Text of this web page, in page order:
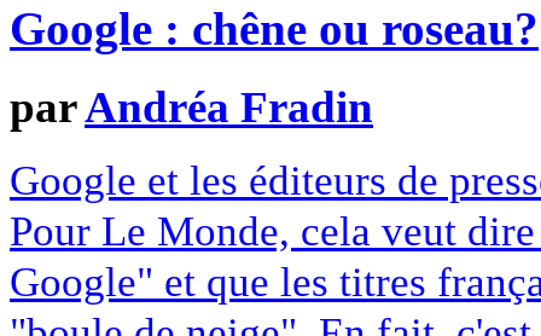
Google : chêne ou roseau?
parAndréa Fradin
Google et les éditeurs de
Pour Le Monde, cela veut
Google" et que les titres